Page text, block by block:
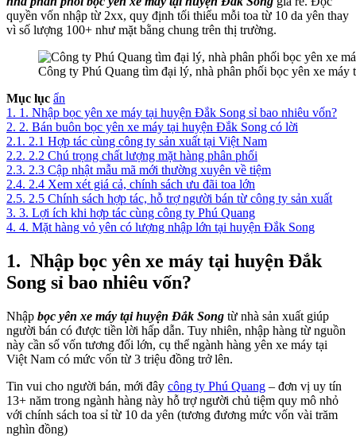
quyền vốn nhập từ 2xx, quy định tối thiểu mỗi toa từ 10 da yên thay
vì số lượng 100+ như mặt bằng chung trên thị trường.
Công ty Phú Quang tìm đại lý, nhà phân phối bọc yên xe máy
Mục lục ẩn
1. 1. Nhập bọc yên xe máy tại huyện Đắk Song sỉ bao nhiêu vốn?
2. 2. Bán buôn bọc yên xe máy tại huyện Đắk Song có lời
2.1. 2.1 Hợp tác cùng công ty sản xuất tại Việt Nam
2.2. 2.2 Chú trọng chất lượng mặt hàng phân phối
2.3. 2.3 Cập nhật mẫu mã mới thường xuyên về tiệm
2.4. 2.4 Xem xét giá cả, chính sách ưu đãi toa lớn
2.5. 2.5 Chính sách hợp tác, hỗ trợ người bán từ công ty sản xuất
3. 3. Lợi ích khi hợp tác cùng công ty Phú Quang
4. 4. Mặt hàng vỏ yên có lượng nhập lớn tại huyện Đắk Song
1. Nhập bọc yên xe máy tại huyện Đắk
Song sỉ bao nhiêu vốn?
Nhập bọc yên xe máy tại huyện Đắk Song từ nhà sản xuất giúp
người bán có được tiền lời hấp dẫn. Tuy nhiên, nhập hàng từ nguồn
này cần số vốn tương đối lớn, cụ thể ngành hàng yên xe máy tại
Việt Nam có mức vốn từ 3 triệu đồng trở lên.
Tin vui cho người bán, mới đây công ty Phú Quang – đơn vị uy tín
13+ năm trong ngành hàng này hỗ trợ người chủ tiệm quy mô nhỏ
với chính sách toa sỉ từ 10 da yên (tương đương mức vốn vài trăm
nghìn đồng)